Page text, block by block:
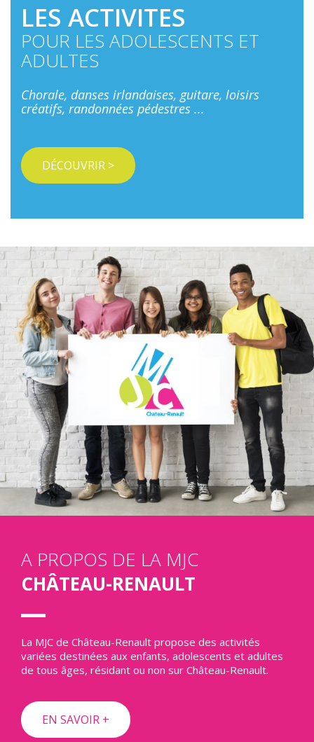
LES ACTIVITES
POUR LES ADOLESCENTS ET
ADULTES
Chorale, danses irlandaises, guitare, loisirs
créatifs, randonnées pédestres ...
DÉCOUVRIR >
A PROPOS DE LA MJC
CHÂTEAU-RENAULT
La MJC de Château-Renault propose des activités
variées destinées aux enfants, adolescents et adultes
de tous âges, résidant ou non sur Château-Renault.
EN SAVOIR +